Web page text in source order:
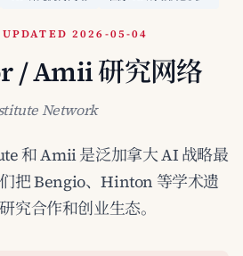
2026-05-04
/ Amii 研究网络
Network
和 Amii 是泛加拿大 AI 战略最
把 Bengio、Hinton 等学术遗
究合作和创业生态。